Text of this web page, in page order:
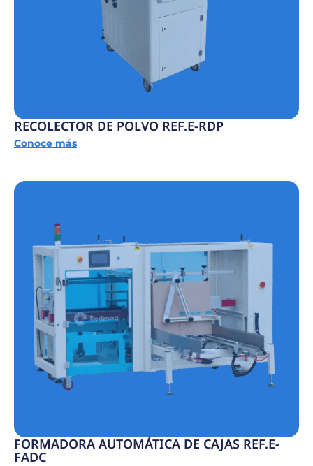
RECOLECTOR DE POLVO REF.E-RDP
Conoce más
FORMADORA AUTOMÁTICA DE CAJAS REF.E-
FADC